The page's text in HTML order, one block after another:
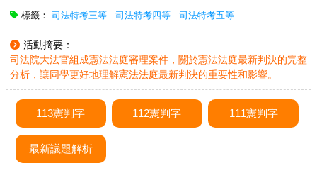
標籤： 司法特考三等 司法特考四等 司法特考五等
活動摘要：
司法院大法官組成憲法法庭審理案件，關於憲法法庭最新判決的完整
分析，讓同學更好地理解憲法法庭最新判決的重要性和影響。
113憲判字 112憲判字 111憲判字
最新議題解析